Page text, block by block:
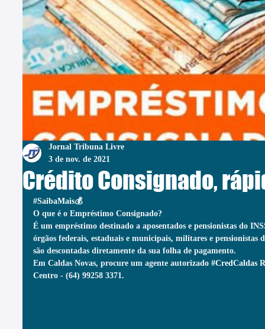
Crédito Consignado,
Jornal Tribuna Livre
3 de nov. de 2021
#SaibaMais💰
O que é o Empréstimo Consignado?
É um empréstimo destinado a aposentados e pensionistas do
órgãos federais, estaduais e municipais, militares e pensionistas
são descontadas diretamente da sua folha de pagamento.
Em Caldas Novas, procure um agente autorizado #CredCaldas
Centro - (64) 99258 3371.